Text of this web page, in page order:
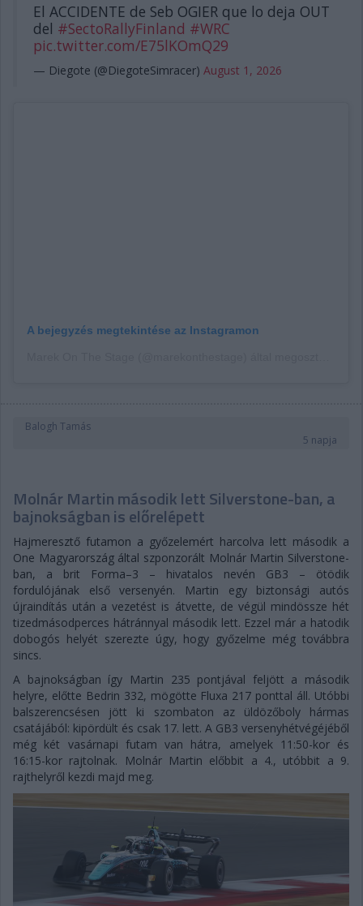
El ACCIDENTE de Seb OGIER que lo deja OUT
del #SectoRallyFinland #WRC
pic.twitter.com/E75lKOmQ29
— Diegote (@DiegoteSimracer) August 1, 2026
A bejegyzés megtekintése az Instagramon
Balogh Tamás
5 napja
Molnár Martin második lett Silverstone-ban, a
bajnokságban is előrelépett
Hajmeresztő futamon a győzelemért harcolva lett második a
One Magyarország által szponzorált Molnár Martin Silverstone-
ban, a brit Forma–3 – hivatalos nevén GB3 – ötödik
fordulójának első versenyén. Martin egy biztonsági autós
újraindítás után a vezetést is átvette, de végül mindössze hét
tizedmásodperces hátránnyal második lett. Ezzel már a hatodik
dobogós helyét szerezte úgy, hogy győzelme még továbbra
sincs.
A bajnokságban így Martin 235 pontjával feljött a második
helyre, előtte Bedrin 332, mögötte Fluxa 217 ponttal áll. Utóbbi
balszerencsésen jött ki szombaton az üldözőboly hármas
csatájából: kipördült és csak 17. lett. A GB3 versenyhétvégéjéből
még két vasárnapi futam van hátra, amelyek 11:50-kor és
16:15-kor rajtolnak. Molnár Martin előbbit a 4., utóbbit a 9.
rajthelyről kezdi majd meg.